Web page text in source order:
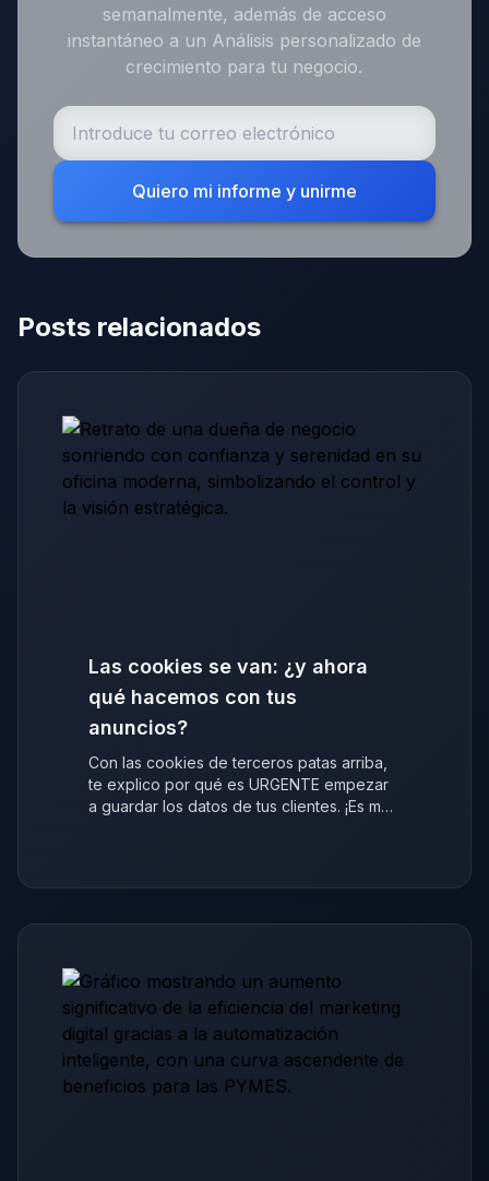
semanalmente, además de acceso
instantáneo a un Análisis personalizado de
crecimiento para tu negocio.
Quiero mi informe y unirme
Posts relacionados
Las cookies se van: ¿y ahora
qué hacemos con tus
anuncios?
Con las cookies de terceros patas arriba,
te explico por qué es URGENTE empezar
a guardar los datos de tus clientes. ¡Es más